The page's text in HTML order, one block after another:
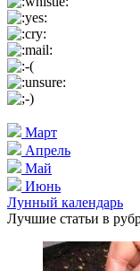
Март
Апрель
Май
Июнь
Лунный календарь
Лучшие статьи в